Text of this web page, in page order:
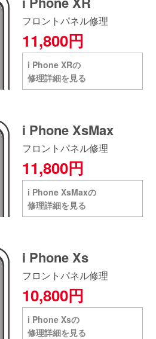
フロントパネル修理
11,800円
i Phone XRの
修理詳細を見る
i Phone XsMax
フロントパネル修理
11,800円
i Phone XsMaxの
修理詳細を見る
i Phone Xs
フロントパネル修理
10,800円
i Phone Xsの
修理詳細を見る